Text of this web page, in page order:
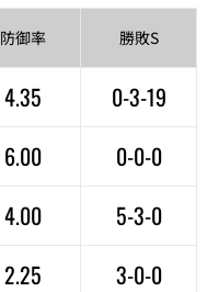
防御率 勝敗S
4.35 0-3-19
6.00 0-0-0
4.00 5-3-0
2.25 3-0-0